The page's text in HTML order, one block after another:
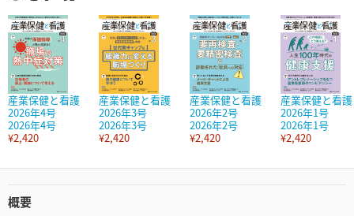
産業保健と看護
2026年4号
2026年4号
¥2,420
産業保健と看護
2026年3号
2026年3号
¥2,420
産業保健と看護
2026年2号
2026年2号
¥2,420
産業保健と看護
2026年1号
2026年1号
¥2,420
概要